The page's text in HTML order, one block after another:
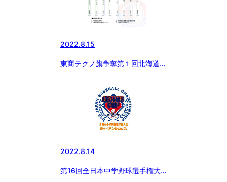
2022.8.15
東商テクノ旗争奪第１回北海道大
2022.8.14
第16回全日本中学野球選手権大